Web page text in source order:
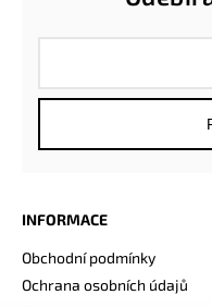
INFORMACE
Obchodní podmínky
Ochrana osobních údajů